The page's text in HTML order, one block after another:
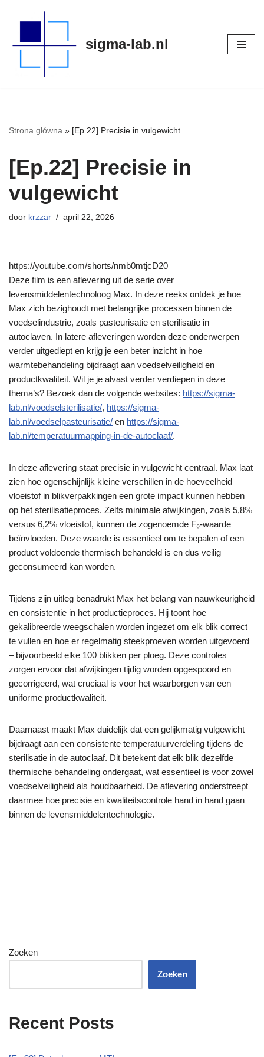
naar
sigma-lab.nl
Strona główna » [Ep.22] Precisie in vulgewicht
[Ep.22] Precisie in
vulgewicht
door krzzar april 22, 2026
https://youtube.com/shorts/nmb0mtjcD20
Deze film is een aflevering uit de serie over
levensmiddelentechnoloog Max. In deze reeks ontdek je hoe
Max zich bezighoudt met belangrijke processen binnen de
voedselindustrie, zoals pasteurisatie en sterilisatie in
autoclaven. In latere afleveringen worden deze onderwerpen
verder uitgediept en krijg je een beter inzicht in hoe
warmtebehandeling bijdraagt aan voedselveiligheid en
productkwaliteit. Wil je je alvast verder verdiepen in deze
thema’s? Bezoek dan de volgende websites: https://sigma-
lab.nl/voedselsterilisatie/, https://sigma-
lab.nl/voedselpasteurisatie/ en https://sigma-
lab.nl/temperatuurmapping-in-de-autoclaaf/.
In deze aflevering staat precisie in vulgewicht centraal. Max laat
zien hoe ogenschijnlijk kleine verschillen in de hoeveelheid
vloeistof in blikverpakkingen een grote impact kunnen hebben
op het sterilisatieproces. Zelfs minimale afwijkingen, zoals 5,8%
versus 6,2% vloeistof, kunnen de zogenoemde F₀-waarde
beïnvloeden. Deze waarde is essentieel om te bepalen of een
product voldoende thermisch behandeld is en dus veilig
geconsumeerd kan worden.
Tijdens zijn uitleg benadrukt Max het belang van nauwkeurigheid
en consistentie in het productieproces. Hij toont hoe
gekalibreerde weegschalen worden ingezet om elk blik correct
te vullen en hoe er regelmatig steekproeven worden uitgevoerd
– bijvoorbeeld elke 100 blikken per ploeg. Deze controles
zorgen ervoor dat afwijkingen tijdig worden opgespoord en
gecorrigeerd, wat cruciaal is voor het waarborgen van een
uniforme productkwaliteit.
Daarnaast maakt Max duidelijk dat een gelijkmatig vulgewicht
bijdraagt aan een consistente temperatuurverdeling tijdens de
sterilisatie in de autoclaaf. Dit betekent dat elk blik dezelfde
thermische behandeling ondergaat, wat essentieel is voor zowel
voedselveiligheid als houdbaarheid. De aflevering onderstreept
daarmee hoe precisie en kwaliteitscontrole hand in hand gaan
binnen de levensmiddelentechnologie.
Zoeken
Zoeken
Recent Posts